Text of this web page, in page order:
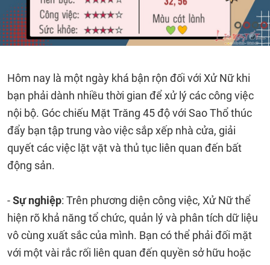
Hôm nay là một ngày khá bận rộn đối với Xử Nữ khi
bạn phải dành nhiều thời gian để xử lý các công việc
nội bộ. Góc chiếu Mặt Trăng 45 độ với Sao Thổ thúc
đẩy bạn tập trung vào việc sắp xếp nhà cửa, giải
quyết các việc lặt vặt và thủ tục liên quan đến bất
động sản.
-Sự nghiệp: Trên phương diện công việc, Xử Nữ thể
hiện rõ khả năng tổ chức, quản lý và phân tích dữ liệu
vô cùng xuất sắc của mình. Bạn có thể phải đối mặt
với một vài rắc rối liên quan đến quyền sở hữu hoặc